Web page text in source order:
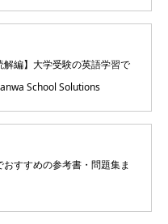
解編】大学受験の英語学習で
School Solutions
すすめの参考書・問題集ま